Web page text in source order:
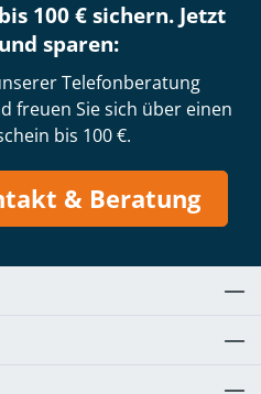
100 € sichern. Jetzt
sparen:
Telefonberatung
freuen Sie sich über einen
bis 100 €.
& Beratung